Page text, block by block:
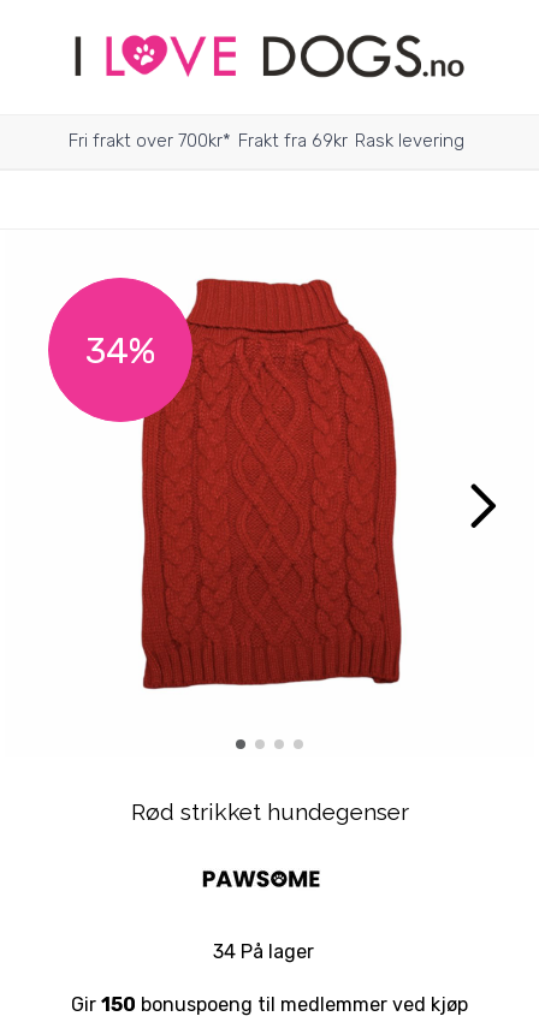
Fri frakt over 700kr* Frakt fra 69kr Rask levering
34%
Rød strikket hundegenser
34 På lager
Gir 150 bonuspoeng til medlemmer ved kjøp